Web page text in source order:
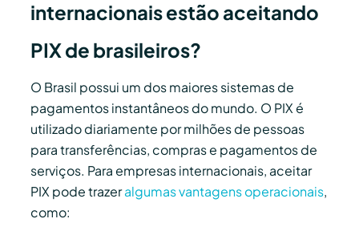
internacionais estão aceitando
PIX de brasileiros?
O Brasil possui um dos maiores sistemas de
pagamentos instantâneos do mundo. O PIX é
utilizado diariamente por milhões de pessoas
para transferências, compras e pagamentos de
serviços. Para empresas internacionais, aceitar
PIX pode trazeralgumas vantagens operacionais,
como: